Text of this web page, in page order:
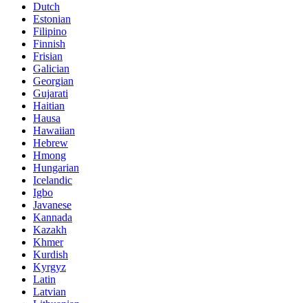
Dutch
Estonian
Filipino
Finnish
Frisian
Galician
Georgian
Gujarati
Haitian
Hausa
Hawaiian
Hebrew
Hmong
Hungarian
Icelandic
Igbo
Javanese
Kannada
Kazakh
Khmer
Kurdish
Kyrgyz
Latin
Latvian